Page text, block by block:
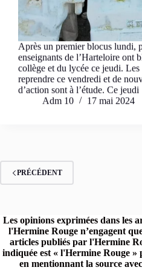
Après un premier blocus lundi,
enseignants de l’Harteloire ont
collège et du lycée ce jeudi.
reprendre ce vendredi et de
d’action sont à l’étude. Ce
Adm 10
17 mai 2024
PRÉCÉDENT
Les opinions exprimées dans les
l'Hermine Rouge n’engagent
articles publiés par l'Hermine
indiquée est « l'Hermine Rouge
en mentionnant la source